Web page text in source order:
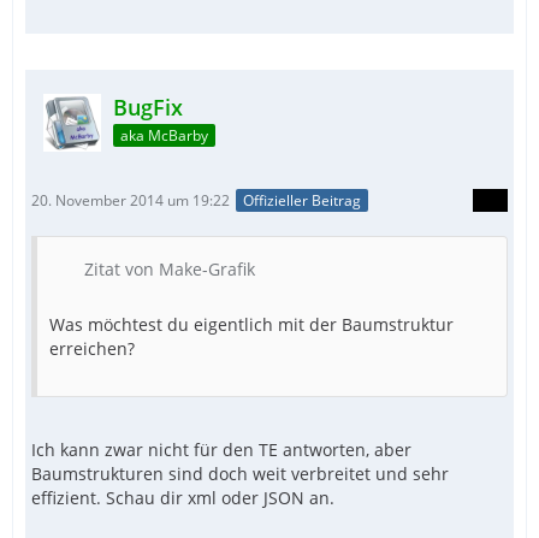
BugFix
aka McBarby
20. November 2014 um 19:22 Offizieller Beitrag
Zitat von Make-Grafik
Was möchtest du eigentlich mit der Baumstruktur
erreichen?
Ich kann zwar nicht für den TE antworten, aber
Baumstrukturen sind doch weit verbreitet und sehr
effizient. Schau dir xml oder JSON an.